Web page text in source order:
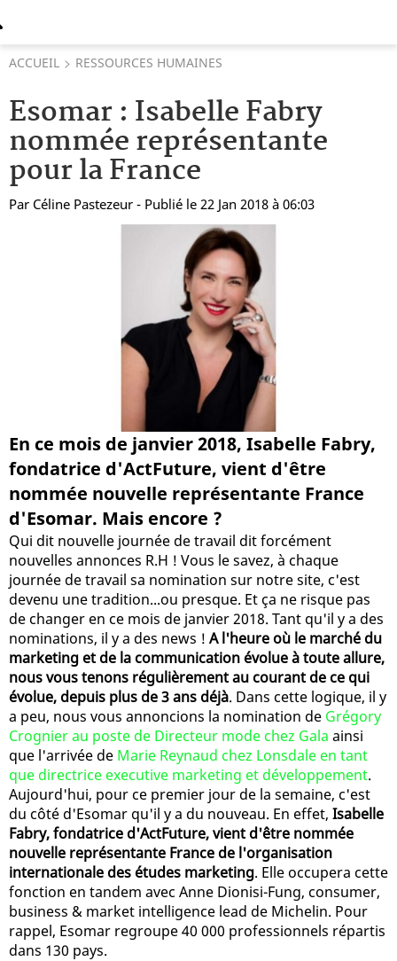
ACCUEIL RESSOURCES HUMAINES
Esomar : Isabelle Fabry
nommée représentante
pour la France
Par Céline Pastezeur - Publié le 22 Jan 2018 à 06:03
En ce mois de janvier 2018, Isabelle Fabry,
fondatrice d'ActFuture, vient d'être
nommée nouvelle représentante France
d'Esomar. Mais encore ?
Qui dit nouvelle journée de travail dit forcément
nouvelles annonces R.H ! Vous le savez, à chaque
journée de travail sa nomination sur notre site, c'est
devenu une tradition...ou presque. Et ça ne risque pas
de changer en ce mois de janvier 2018. Tant qu'il y a des
nominations, il y a des news ! A l'heure où le marché du
marketing et de la communication évolue à toute allure,
nous vous tenons régulièrement au courant de ce qui
évolue, depuis plus de 3 ans déjà. Dans cette logique, il y
a peu, nous vous annoncions la nomination de Grégory
Crognier au poste de Directeur mode chez Gala ainsi
que l'arrivée de Marie Reynaud chez Lonsdale en tant
que directrice executive marketing et développement.
Aujourd'hui, pour ce premier jour de la semaine, c'est
du côté d'Esomar qu'il y a du nouveau. En effet, Isabelle
Fabry, fondatrice d'ActFuture, vient d'être nommée
nouvelle représentante France de l'organisation
internationale des études marketing. Elle occupera cette
fonction en tandem avec Anne Dionisi-Fung, consumer,
business & market intelligence lead de Michelin. Pour
rappel, Esomar regroupe 40 000 professionnels répartis
dans 130 pays.